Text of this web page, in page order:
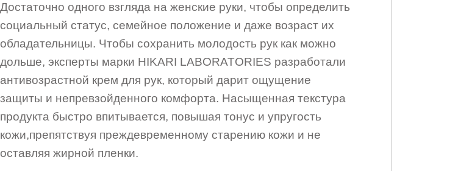
Достаточно одного взгляда на женские руки, чтобы определить
социальный статус, семейное положение и даже возраст их
обладательницы. Чтобы сохранить молодость рук как можно
дольше, эксперты марки HIKARI LABORATORIES разработали
антивозрастной крем для рук, который дарит ощущение
защиты и непревзойденного комфорта. Насыщенная текстура
продукта быстро впитывается, повышая тонус и упругость
кожи,препятствуя преждевременному старению кожи и не
оставляя жирной пленки.